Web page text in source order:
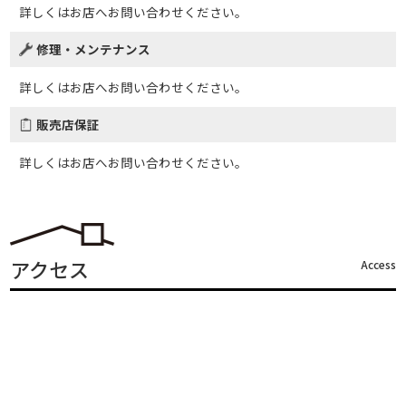
詳しくはお店へお問い合わせください。
修理・メンテナンス
詳しくはお店へお問い合わせください。
販売店保証
詳しくはお店へお問い合わせください。
アクセス Access